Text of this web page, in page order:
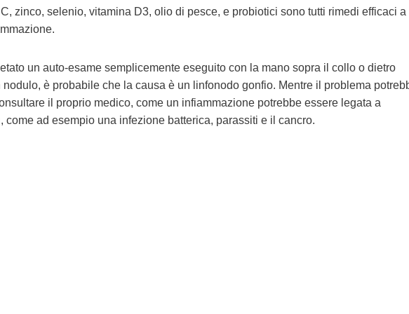
zinco, selenio, vitamina D3, olio di pesce, e probiotici sono tutti rimedi efficaci a
un auto-esame semplicemente eseguito con la mano sopra il collo o dietro
nodulo, è probabile che la causa è un linfonodo gonfio. Mentre il problema
il proprio medico, come un infiammazione potrebbe essere legata a
come ad esempio una infezione batterica, parassiti e il cancro.